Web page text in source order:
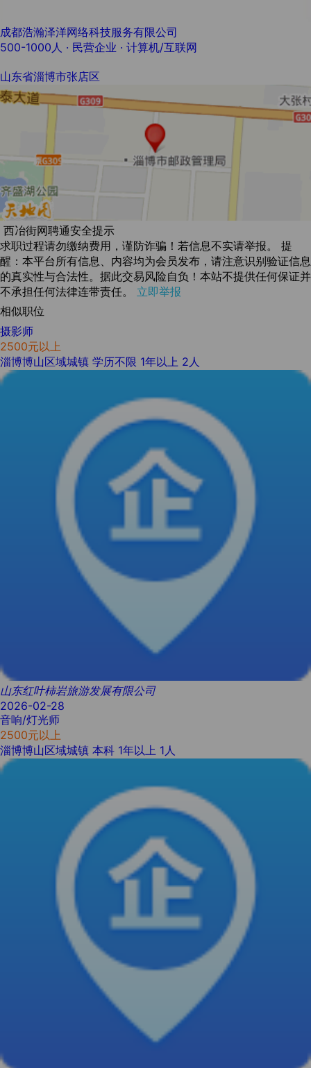
成都浩瀚泽洋网络科技服务有限公司
500-1000人 · 民营企业 · 计算机/互联网
山东省淄博市张店区
西冶街网聘通安全提示
求职过程请勿缴纳费用，谨防诈骗！若信息不实请举报。 提
醒：本平台所有信息、内容均为会员发布，请注意识别验证信息
的真实性与合法性。据此交易风险自负！本站不提供任何保证并
不承担任何法律连带责任。 立即举报
相似职位
摄影师
2500元以上
淄博博山区域城镇 学历不限 1年以上 2人
山东红叶柿岩旅游发展有限公司
2026-02-28
音响/灯光师
2500元以上
淄博博山区域城镇 本科 1年以上 1人